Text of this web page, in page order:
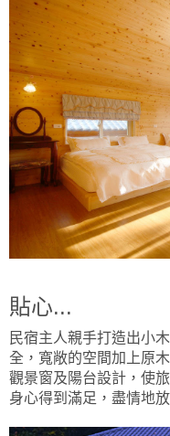
貼心...
民宿主人親手打造出小
全，寬敞的空間加上原
觀景窗及陽台設計，使
身心得到滿足，盡情地